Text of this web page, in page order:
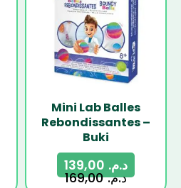
Mini Lab Balles
Rebondissantes –
Buki
د.م.169,00
د.م.